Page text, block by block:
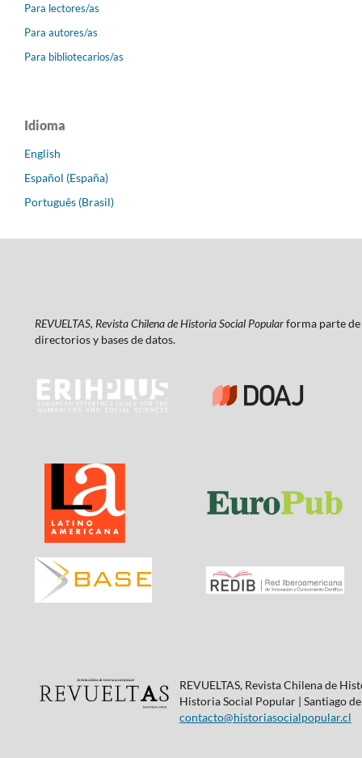
Para lectores/as
Para autores/as
Para bibliotecarios/as
Idioma
English
Español (España)
Português (Brasil)
REVUELTAS, Revista Chilena de Historia Social Popularforma parte de
directorios y bases de datos.
REVUELTAS, Revista Chilena de
Historia Social Popular | Santiago
contacto@historiasocialpopular.cl